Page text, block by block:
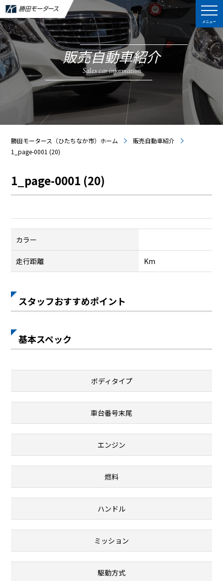
メニュー
販売自動車紹介
Sales car information
勝田モータース（ひたちなか市）ホーム
販売自動車紹介
1_page-0001 (20)
1_page-0001 (20)
カラー
走行距離 Km
スタッフおすすめポイント
基本スペック
ボディタイプ
車台番号末尾
エンジン
燃料
ハンドル
ミッション
駆動方式